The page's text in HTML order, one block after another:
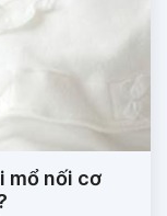
mổ nối cơ